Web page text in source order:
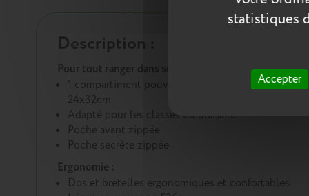
statistiques
Accepter
Description :
Pour tout ranger dans son sac à dos :
1 compartiment pouvant accueillir les cahiers
24x32cm
Adapté pour les classes du primaire
Poche avant zippée
Poche secrète zippée
Ergonomie :
Dos et bretelles ergonomiques et confortables